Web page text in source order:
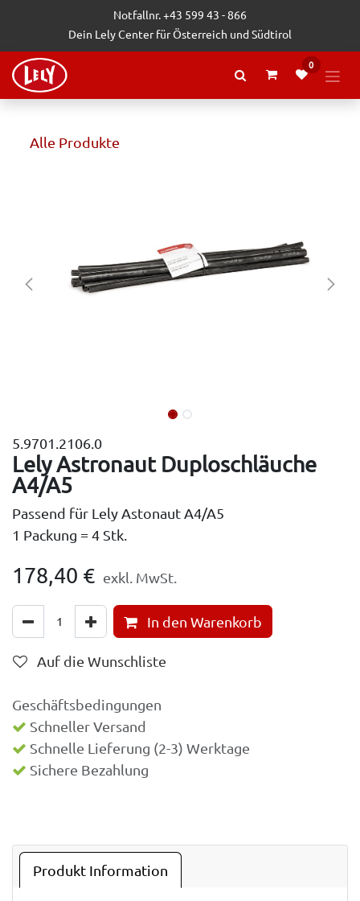
Zum Inhalt springenNotfallnr. +43 599 43 - 866
Dein Lely Center für Österreich und Südtirol
0
Alle Produkte
5.9701.2106.0
Lely Astronaut Duploschläuche
A4/A5
Passend für Lely Astonaut A4/A5
1 Packung = 4 Stk.
178,40 € exkl. MwSt.
In den Warenkorb
Auf die Wunschliste
Geschäftsbedingungen
Schneller Versand
Schnelle Lieferung (2-3) Werktage
Sichere Bezahlung
Produkt Information